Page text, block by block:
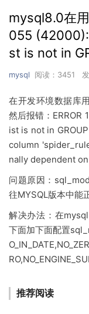
mysql8.0在
055
st is not in
mysql 阅读：3451
在开发环境数据库
然后报错：ERROR
ist is not in
column
nally dependent
问题原因：
往MYSQL版本中能
解决办法：在
下面加下面配置
推荐阅读